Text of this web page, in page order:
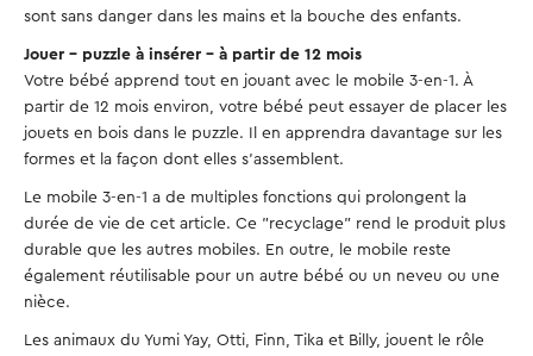
sont sans danger dans les mains et la bouche des enfants.
Jouer – puzzle à insérer – à partir de 12 mois
Votre bébé apprend tout en jouant avec le mobile 3-en-1. À
partir de 12 mois environ, votre bébé peut essayer de placer les
jouets en bois dans le puzzle. Il en apprendra davantage sur les
formes et la façon dont elles s'assemblent.
Le mobile 3-en-1 a de multiples fonctions qui prolongent la
durée de vie de cet article. Ce "recyclage" rend le produit plus
durable que les autres mobiles. En outre, le mobile reste
également réutilisable pour un autre bébé ou un neveu ou une
nièce.
Les animaux du Yumi Yay, Otti, Finn, Tika et Billy, jouent le rôle